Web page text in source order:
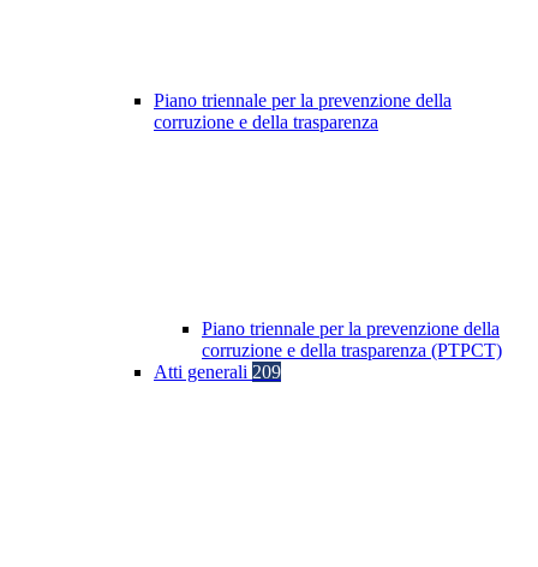
Piano triennale per la prevenzione della
corruzione e della trasparenza
Piano triennale per la prevenzione della
corruzione e della trasparenza (PTPCT)
Atti generali 209